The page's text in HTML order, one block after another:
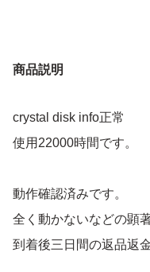
商品説明
crystal disk info正常
使用22000時間です。
動作確認済みです。
全く動かないなどの顕
到着後三日間の返品返